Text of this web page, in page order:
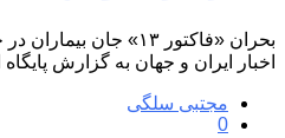
بحران «فاکتور ۱۳»
اخبار ایران و جهان به گزارش
مجتبی سلگی
0